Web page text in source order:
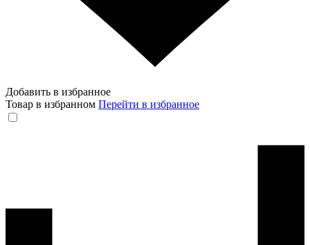
Добавить в избранное
Товар в избранном Перейти в избранное